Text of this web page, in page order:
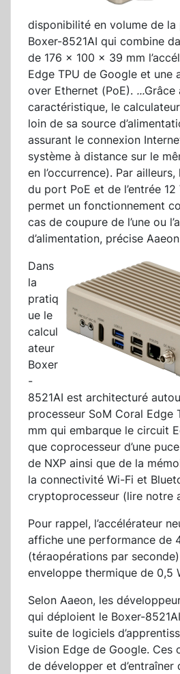
disponibilité en volume de
Boxer-8521AI qui combine
de 176 x 100 x 39 mm
Edge TPU de Google et une
over Ethernet (PoE). ...Grâce
caractéristique, le
loin de sa source
assurant le connexion
système à distance sur le
en l’occurrence). Par ailleurs,
du port PoE et de l’entrée 12
permet un fonctionnement
cas de coupure de l’une ou
d’alimentation, précise
Dans
la
pratiq
ue le
calcul
ateur
Boxer
-
8521AI est architecturé
processeur SoM Coral Edge
mm qui embarque le circuit
que coprocesseur d’une
de NXP ainsi que de la
la connectivité Wi-Fi et
cryptoprocesseur (lire notre
Pour rappel, l’accélérateur
affiche une performance de
(téraopérations par
enveloppe thermique de 0,5
Selon Aaeon, les
qui déploient le Boxer-
suite de logiciels
Vision Edge de Google. Ces
de développer et d’entraîner